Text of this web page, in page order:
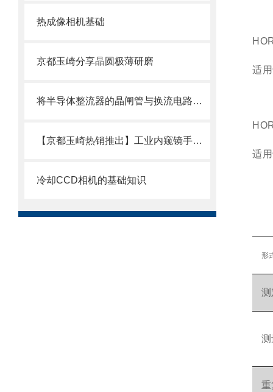
热成像相机基础
京都玉崎分享晶圆极薄研磨
将半导体整流器的晶闸管与换流电路集成——什么是晶闸管模块
【京都玉崎热销推出】工业内窥镜手持控制器V55N
冷却CCD相机的基础知识
适
适
形
测
测
重